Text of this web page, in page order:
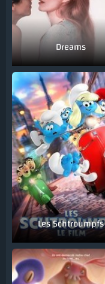
Dreams
Les Schtroumpfs